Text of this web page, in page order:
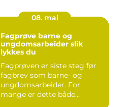
08. mai
Fagprøve barne og
ungdomsarbeider slik
lykkes du
Fagprøven er siste steg før
fagbrev som barne- og
ungdomsarbeider. For
mange er dette både